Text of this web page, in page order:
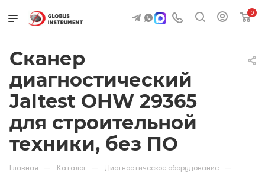
0
Сканер
диагностический
Jaltest OHW 29365
для строительной
техники, без ПО
Главная — Каталог — Диагностическое оборудование —